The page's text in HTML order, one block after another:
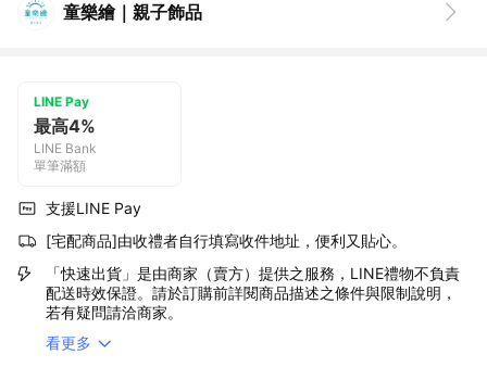
童樂繪｜親子飾品
LINE Pay
最高4%
LINE Bank
單筆滿額
支援LINE Pay
[宅配商品]由收禮者自行填寫收件地址，便利又貼心。
「快速出貨」是由商家（賣方）提供之服務，LINE禮物不負責
配送時效保證。請於訂購前詳閱商品描述之條件與限制說明，
若有疑問請洽商家。
看更多